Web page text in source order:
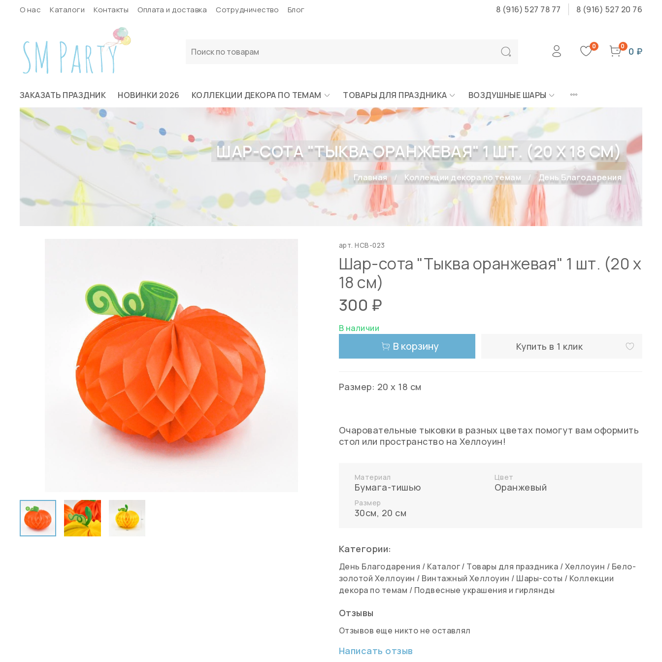
О нас Каталоги Контакты Оплата и доставка Сотрудничество Блог 8 (916) 527 78 77 8 (916) 527 20 76
0 0 0 ₽
ЗАКАЗАТЬ ПРАЗДНИК НОВИНКИ 2026 КОЛЛЕКЦИИ ДЕКОРА ПО ТЕМАМ ТОВАРЫ ДЛЯ ПРАЗДНИКА ВОЗДУШНЫЕ ШАРЫ
ШАР-СОТА "ТЫКВА ОРАНЖЕВАЯ" 1 ШТ. (20 Х 18 СМ)
Главная Коллекции декора по темам День Благодарения
арт.HCB-023
Шар-сота "Тыква оранжевая" 1 шт. (20 х
18 см)
300 ₽
В наличии
В корзину Купить в 1 клик
Размер: 20 х 18 см
Очаровательные тыковки в разных цветах помогут вам оформить
стол или пространство на Хеллоуин!
Материал
Бумага-тишью
Цвет
Оранжевый
Размер
30см, 20 см
Категории:
День Благодарения / Каталог/ Товары для праздника /Хеллоуин / Бело-
золотой Хеллоуин / Винтажный Хеллоуин / Шары-соты / Коллекции
декора по темам / Подвесные украшения и гирлянды
Отзывы
Отзывов еще никто не оставлял
Написать отзыв